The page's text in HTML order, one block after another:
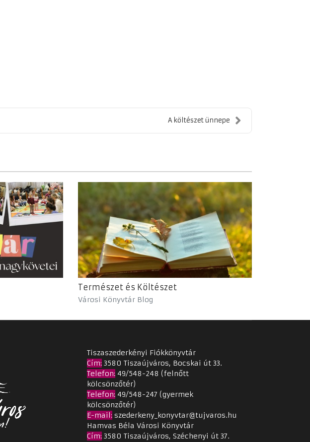
A költészet ünnepe
Természet és Költészet
Városi Könyvtár Blog
Tiszaszederkényi Fiókkönyvtár
Cím:3580 Tiszaújváros, Bocskai út 33.
Telefon:49/548-248 (felnőtt
kölcsönzőtér)
Telefon:49/548-247 (gyermek
kölcsönzőtér)
E-mail:szederkeny_konyvtar@tujvaros.hu
Hamvas Béla Városi Könyvtár
Cím:3580 Tiszaújváros, Széchenyi út 37.